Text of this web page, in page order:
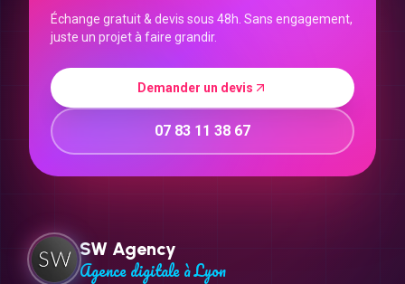
Échange gratuit & devis sous 48h. Sans engagement,
juste un projet à faire grandir.
Demander un devis
07 83 11 38 67
SW Agency
Agence digitale à Lyon